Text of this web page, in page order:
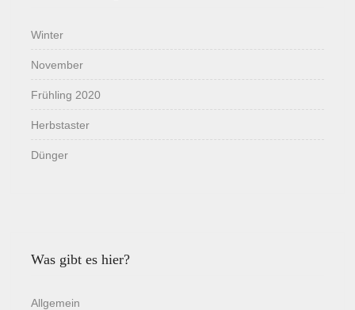
Winter
November
Frühling 2020
Herbstaster
Dünger
Was gibt es hier?
Allgemein